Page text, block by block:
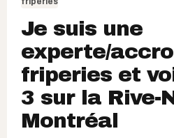
Je suis une
experte/
friperies et
3 sur la Rive-
Montréal